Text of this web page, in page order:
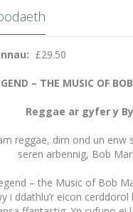
£29.50
– THE MUSIC OF
Reggae ar gyfer y
reggae, dim ond un enw
seren arbennig, Bob
– the Music of Bob
i ddathlu’r eicon